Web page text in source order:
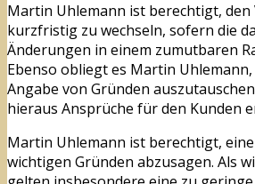
Martin Uhlemann ist berechtigt,
kurzfristig zu wechseln, sofern die
Änderungen in einem zumutbaren
Ebenso obliegt es Martin
Angabe von Gründen
hieraus Ansprüche für den Kunden
Martin Uhlemann ist berechtigt,
wichtigen Gründen abzusagen. Als